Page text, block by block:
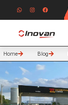
Home Blog